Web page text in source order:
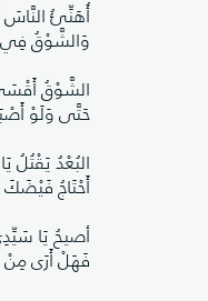
أُهَنِّئُ النَّاسَ
وَالشَّوْقُ
​الشَّوْقُ
حَتَّى وَلَوْ
​البُعْدُ يَقْتُلُ
أَحْتَاجُ
​أصيحُ يَا
فَهَلْ أَرَى مِنْ